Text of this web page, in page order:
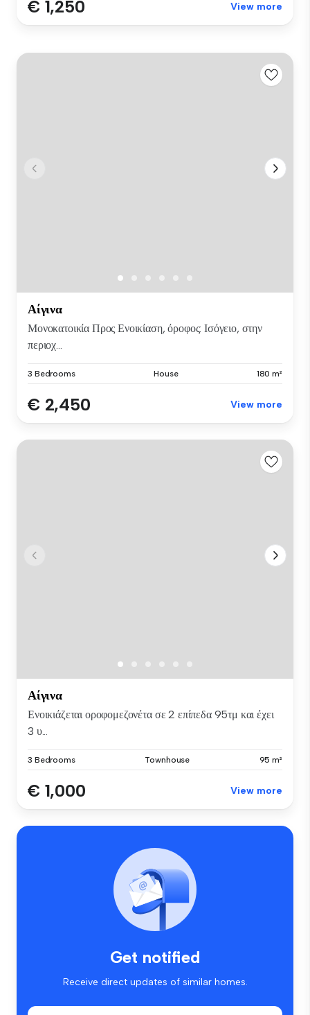
€ 1,250 View more
Αίγινα
Μονοκατοικία Προς Ενοικίαση, όροφος: Ισόγειο, στην
περιοχ...
3 Bedrooms House 180 m²
€ 2,450 View more
Αίγινα
Ενοικιάζεται οροφομεζονέτα σε 2 επίπεδα 95τμ και έχει
3 υ...
3 Bedrooms Townhouse 95 m²
€ 1,000 View more
Get notified
Receive direct updates of similar homes.